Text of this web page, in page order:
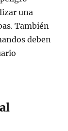
una
También
deben